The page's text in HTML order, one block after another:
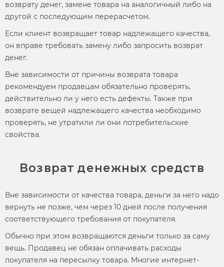
возврату денег, замене товара на аналогичный либо на
другой с последующим перерасчетом.
Если клиент возвращает товар надлежащего качества,
он вправе требовать замену либо запросить возврат
денег.
Вне зависимости от причины возврата товара
рекомендуем продавцам обязательно проверять,
действительно ли у него есть дефекты. Также при
возврате вещей надлежащего качества необходимо
проверять, не утратили ли они потребительские
свойства.
Возврат денежных средств
Вне зависимости от качества товара, деньги за него надо
вернуть не позже, чем через 10 дней после получения
соответствующего требования от покупателя.
Обычно при этом возвращаются деньги только за саму
вещь. Продавец не обязан оплачивать расходы
покупателя на пересылку товара. Многие интернет-